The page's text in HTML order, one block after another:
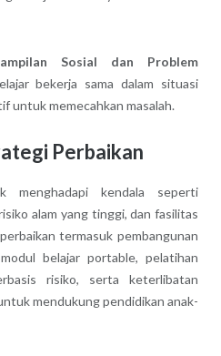
Sosial dan Problem
bekerja sama dalam situasi
untuk memecahkan masalah.
Perbaikan
menghadapi kendala seperti
alam yang tinggi, dan fasilitas
termasuk pembangunan
belajar portable, pelatihan
risiko, serta keterlibatan
mendukung pendidikan anak-